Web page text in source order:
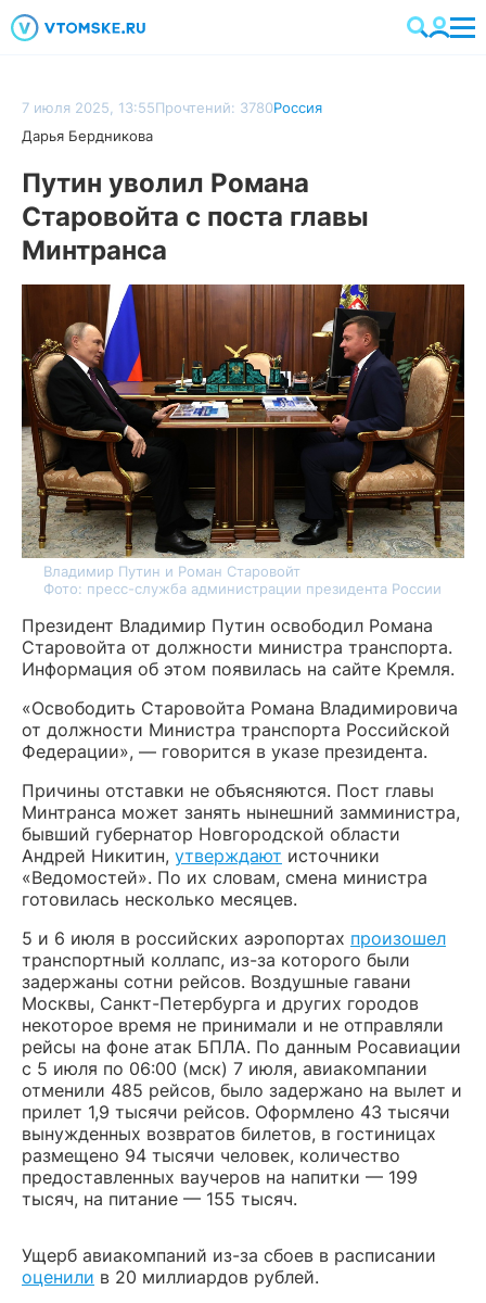
7 июля 2025, 13:55Прочтений: 3780Россия
Дарья Бердникова
Путин уволил Романа
Старовойта с поста главы
Минтранса
Владимир Путин и Роман Старовойт
Фото: пресс-служба администрации президента России
Президент Владимир Путин освободил Романа
Старовойта от должности министра транспорта.
Информация об этом появилась на сайте Кремля.
«Освободить Старовойта Романа Владимировича
от должности Министра транспорта Российской
Федерации», — говорится в указе президента.
Причины отставки не объясняются. Пост главы
Минтранса может занять нынешний замминистра,
бывший губернатор Новгородской области
Андрей Никитин, утверждают источники
«Ведомостей». По их словам, смена министра
готовилась несколько месяцев.
5 и 6 июля в российских аэропортах произошел
транспортный коллапс, из-за которого были
задержаны сотни рейсов. Воздушные гавани
Москвы, Санкт-Петербурга и других городов
некоторое время не принимали и не отправляли
рейсы на фоне атак БПЛА. По данным Росавиации
с 5 июля по 06:00 (мск) 7 июля, авиакомпании
отменили 485 рейсов, было задержано на вылет и
прилет 1,9 тысячи рейсов. Оформлено 43 тысячи
вынужденных возвратов билетов, в гостиницах
размещено 94 тысячи человек, количество
предоставленных ваучеров на напитки — 199
тысяч, на питание — 155 тысяч.
Ущерб авиакомпаний из-за сбоев в расписании
оценили в 20 миллиардов рублей.